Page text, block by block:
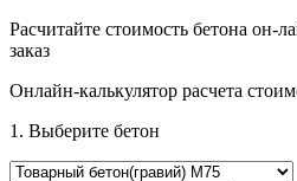
Расчитайте стоимость бетона он-
заказ
Онлайн-калькулятор расчета
1. Выберите бетон